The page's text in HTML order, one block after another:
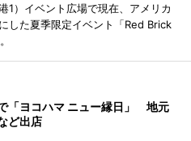
1）イベント広場で現在、アメリカ
した夏季限定イベント「Red Brick
「ヨコハマ ニュー縁日」 地元
ど出店